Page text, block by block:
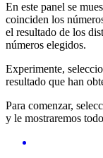
En este panel se
coinciden los
el resultado de los
números elegidos.
Experimente,
resultado que han
Para comenzar,
y le mostraremos